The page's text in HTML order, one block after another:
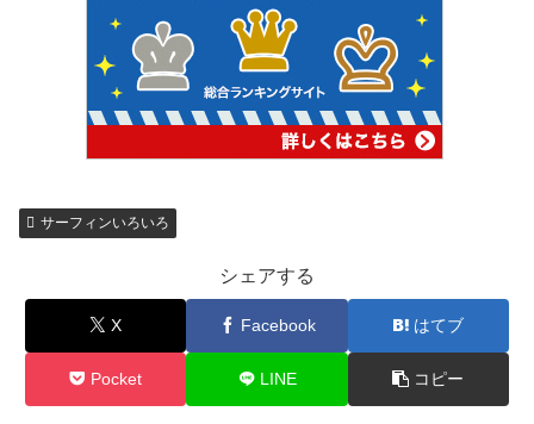
サーフィンいろいろ
シェアする
X Facebook はてブ
Pocket LINE コピー